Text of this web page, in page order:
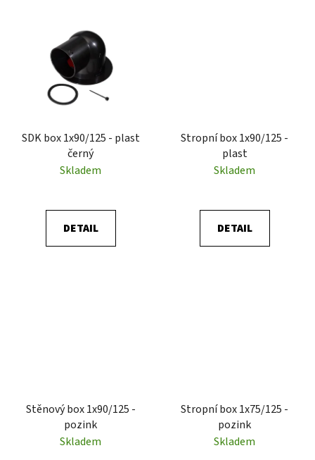
SDK box 1x90/125 - plast
černý
Skladem
DETAIL
Stropní box 1x90/125 -
plast
Skladem
DETAIL
Stěnový box 1x90/125 -
pozink
Skladem
Stropní box 1x75/125 -
pozink
Skladem